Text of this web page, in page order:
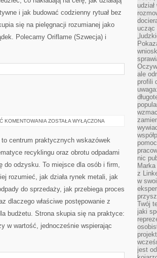
i jak budować codzienny rytuał bez
się na pielęgnacji rozumianej jako
Polecamy Oriflame (Szwecja) i
KOMENTOWANIA SUROWCE
ZOSTAŁA WYŁĄCZONA
centrum praktycznych wskazówek
recyklingu oraz obrotu odpadami
do odzysku. To miejsce dla osób i firm,
rozumieć, jak działa rynek metali, jak
do sprzedaży, jak przebiega proces
dlaczego właściwe postępowanie z
budżetu. Strona skupia się na praktyce:
w wartość, jednocześnie wspierając
ucząc
ale
profili
nic
z
w
Twój
jaki
jest